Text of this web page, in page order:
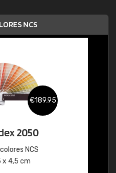
NCS
€189,95
2050
NCS
x 4,5 cm